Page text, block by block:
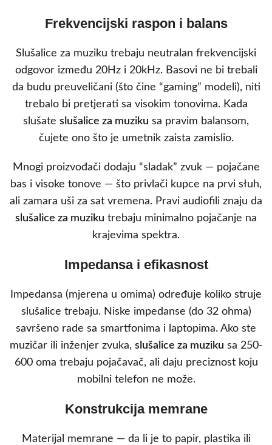
Frekvencijski raspon i balans
Slušalice za muziku trebaju neutralan frekvencijski
odgovor između 20Hz i 20kHz. Basovi ne bi trebali
da budu preuveličani (što čine “gaming” modeli), niti
trebalo bi pretjerati sa visokim tonovima. Kada
slušate slušalice za muziku sa pravim balansom,
čujete ono što je umetnik zaista zamislio.
Mnogi proizvođači dodaju “sladak” zvuk — pojačane
bas i visoke tonove — što privlači kupce na prvi słuh,
ali zamara uši za sat vremena. Pravi audiofili znaju da
slušalice za muziku trebaju minimalno pojačanje na
krajevima spektra.
Impedansa i efikasnost
Impedansa (mjerena u omima) određuje koliko struje
slušalice trebaju. Niske impedanse (do 32 ohma)
savršeno rade sa smartfonima i laptopima. Ako ste
muzičar ili inženjer zvuka, slušalice za muziku sa 250-
600 oma trebaju pojačavač, ali daju preciznost koju
mobilni telefon ne može.
Konstrukcija memrane
Materijal memrane — da li je to papir, plastika ili